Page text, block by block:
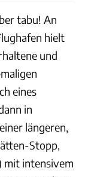
tabu! An
hielt
und
eines
in
längeren,
Stopp,
mit intensivem